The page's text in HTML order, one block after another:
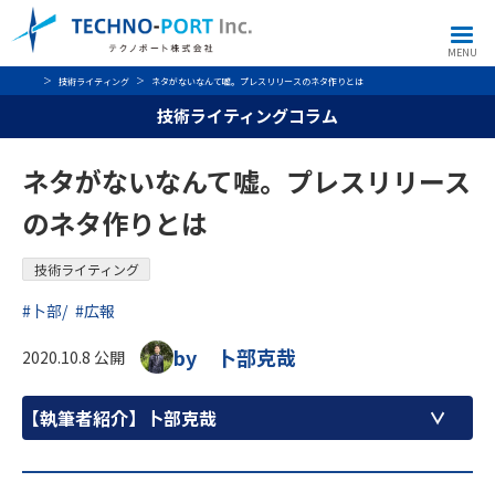
MENU
技術ライティングコラム
技術ライティング ネタがないなんて嘘。プレスリリースのネタ作りとは
ネタがないなんて嘘。プレスリリース
のネタ作りとは
技術ライティング
#卜部 #広報
2020.10.8 公開 by 卜部克哉
【執筆者紹介】 卜部克哉